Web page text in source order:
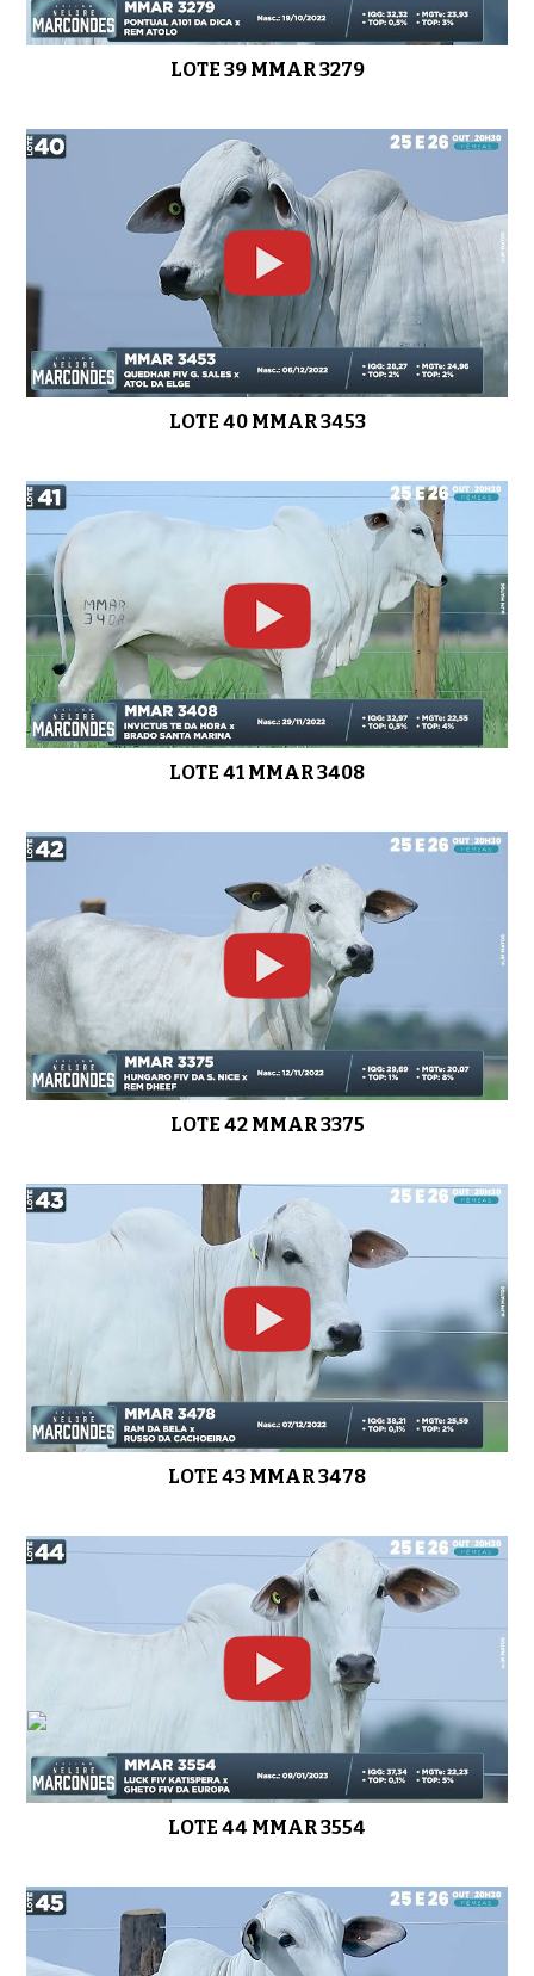
LOTE 39 MMAR 3279
LOTE 40 MMAR 3453
LOTE 41 MMAR 3408
LOTE 42 MMAR 3375
LOTE 43 MMAR 3478
LOTE 44 MMAR 3554